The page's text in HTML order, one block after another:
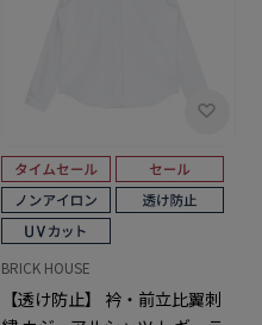
BRICK HOUSE
【透け防止】 衿・前立比翼刺